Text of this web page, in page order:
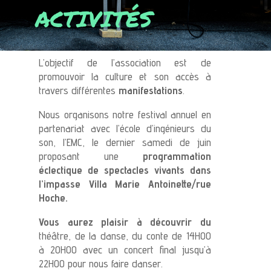
ACTIVITÉS
L’objectif de l’association est de
promouvoir la culture et son accès à
travers différentes manifestations
Nous organisons notre festival annuel en
partenariat avec l’école d’ingénieurs du
son, l’EMC, le dernier samedi de juin
proposant une programmation
éclectique de spectacles vivants dans
l’impasse Villa Marie Antoinette/rue
Hoche.
Vous aurez plaisir à découvrir du
théâtre, de la danse, du conte de 14H00
à 20H00 avec un concert final jusqu’à
22H00 pour nous faire danser.